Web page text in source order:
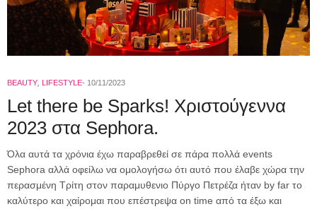
BEAUTY LIFESTYLE 10/11/2023
Let there be Sparks! Χριστούγεννα
2023 στα Sephora.
Όλα αυτά τα χρόνια έχω παραβρεθεί σε πάρα πολλά events
Sephora αλλά οφείλω να ομολογήσω ότι αυτό που έλαβε χώρα την
περασμένη Τρίτη στον παραμυθενιο Πύργο Πετρέζα ήταν by far το
καλύτερο και χαίρομαι που επέστρεψα on time από τα έξω και